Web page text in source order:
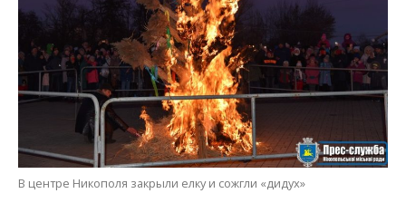
В центре Никополя закрыли елку и сожгли «дидух»